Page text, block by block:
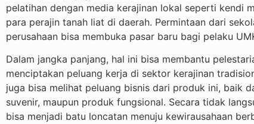
pelatihan dengan media kerajinan lokal seperti kendi
para perajin tanah liat di daerah. Permintaan dari
perusahaan bisa membuka pasar baru bagi pelaku
Dalam jangka panjang, hal ini bisa membantu
menciptakan peluang kerja di sektor kerajinan
juga bisa melihat peluang bisnis dari produk ini, baik
suvenir, maupun produk fungsional. Secara tidak
bisa menjadi batu loncatan menuju kewirausahaan